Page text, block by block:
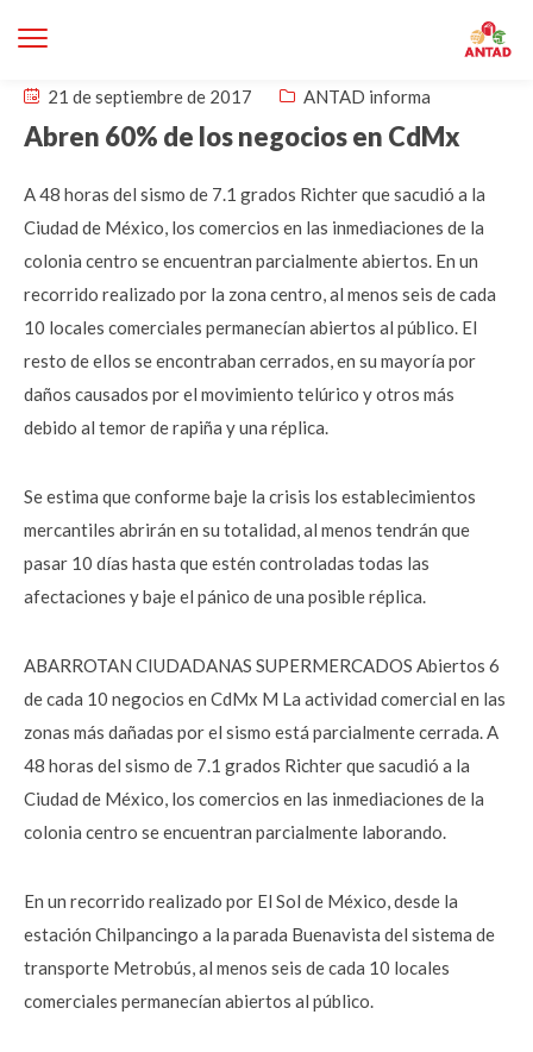
21 de septiembre de 2017 ANTAD informa
Abren 60% de los negocios en CdMx
A 48 horas del sismo de 7.1 grados Richter que sacudió a la
Ciudad de México, los comercios en las inmediaciones de la
colonia centro se encuentran parcialmente abiertos. En un
recorrido realizado por la zona centro, al menos seis de cada
10 locales comerciales permanecían abiertos al público. El
resto de ellos se encontraban cerrados, en su mayoría por
daños causados por el movimiento telúrico y otros más
debido al temor de rapiña y una réplica.
Se estima que conforme baje la crisis los establecimientos
mercantiles abrirán en su totalidad, al menos tendrán que
pasar 10 días hasta que estén controladas todas las
afectaciones y baje el pánico de una posible réplica.
ABARROTAN CIUDADANAS SUPERMERCADOS Abiertos 6
de cada 10 negocios en CdMx M La actividad comercial en las
zonas más dañadas por el sismo está parcialmente cerrada. A
48 horas del sismo de 7.1 grados Richter que sacudió a la
Ciudad de México, los comercios en las inmediaciones de la
colonia centro se encuentran parcialmente laborando.
En un recorrido realizado por El Sol de México, desde la
estación Chilpancingo a la parada Buenavista del sistema de
transporte Metrobús, al menos seis de cada 10 locales
comerciales permanecían abiertos al público.